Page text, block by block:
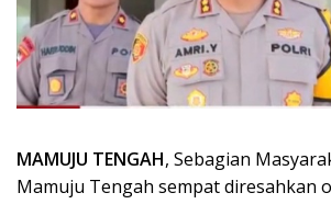
MAMUJU TENGAH, Sebagian
Mamuju Tengah sempat diresahkan